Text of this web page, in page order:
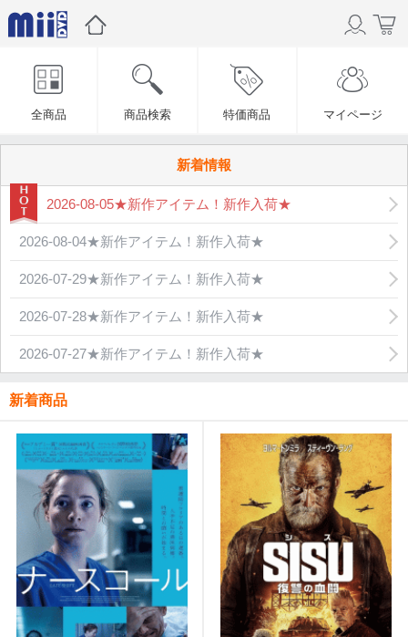
全商品 商品検索 特価商品 マイページ
新着情報
2026-08-05★新作アイテム！新作入荷★
2026-08-04★新作アイテム！新作入荷★
2026-07-29★新作アイテム！新作入荷★
2026-07-28★新作アイテム！新作入荷★
2026-07-27★新作アイテム！新作入荷★
新着商品